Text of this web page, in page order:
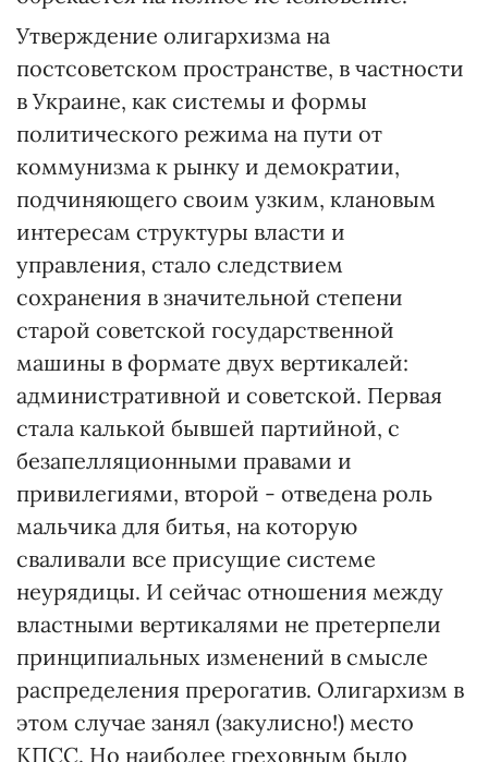
Утверждение олигархизма на
постсоветском пространстве, в частности
в Украине, как системы и формы
политического режима на пути от
коммунизма к рынку и демократии,
подчиняющего своим узким, клановым
интересам структуры власти и
управления, стало следствием
сохранения в значительной степени
старой советской государственной
машины в формате двух вертикалей:
административной и советской. Первая
стала калькой бывшей партийной, с
безапелляционными правами и
привилегиями, второй - отведена роль
мальчика для битья, на которую
сваливали все присущие системе
неурядицы. И сейчас отношения между
властными вертикалями не претерпели
принципиальных изменений в смысле
распределения прерогатив. Олигархизм в
этом случае занял (закулисно!) место
КПСС. Но наиболее греховным было